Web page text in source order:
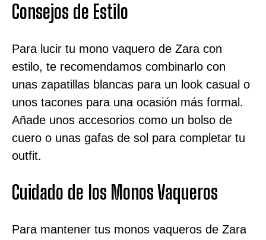
Consejos de Estilo
Para lucir tu mono vaquero de Zara con
estilo, te recomendamos combinarlo con
unas zapatillas blancas para un look casual o
unos tacones para una ocasión más formal.
Añade unos accesorios como un bolso de
cuero o unas gafas de sol para completar tu
outfit.
Cuidado de los Monos Vaqueros
Para mantener tus monos vaqueros de Zara